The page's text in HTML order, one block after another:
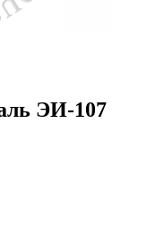
ЭИ-107